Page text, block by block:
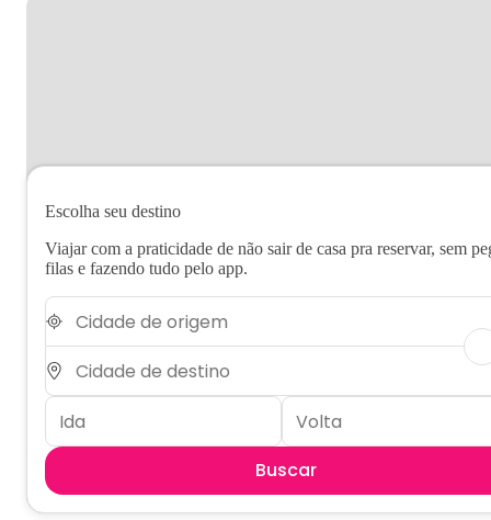
Escolha seu destino
Viajar com a praticidade de não sair de casa pra reservar, sem
filas e fazendo tudo pelo app.
Buscar